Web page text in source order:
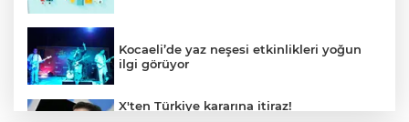
Kocaeli’de yaz neşesi etkinlikleri yoğun
ilgi görüyor
X'ten Türkiye kararına itiraz!